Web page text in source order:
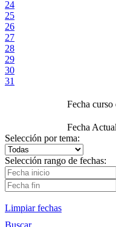
24
25
26
27
28
29
30
31
Fecha curso
Fecha
Selección por tema:
Selección rango de fechas:
Limpiar fechas